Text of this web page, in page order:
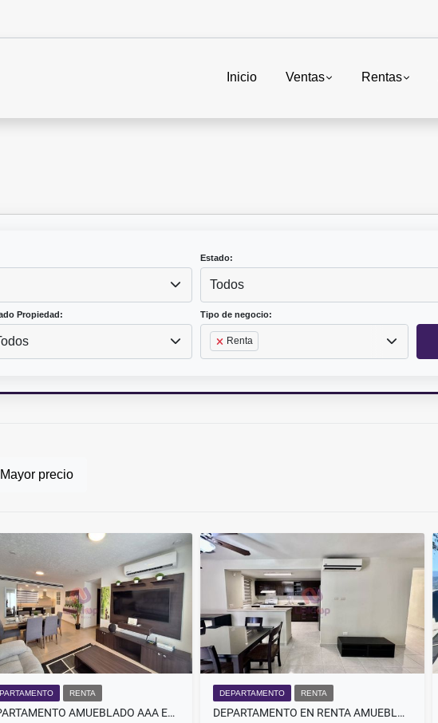
Inicio Ventas Rentas
Estado:
Todos
Propiedad: Tipo de negocio:
Renta
Mayor precio
RENTA
DEPARTAMENTO AMUEBLADO AAA EN RENTA DREAM LAGOONS
DEPARTAMENTO RENTA
DEPARTAMENTO EN RENTA AMUEBLADO EN PRIVADA VALLE PONIENTE